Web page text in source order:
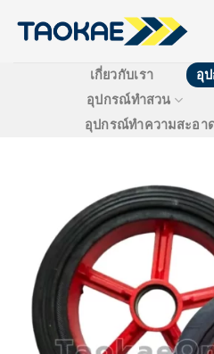
เกี่ยวกับเรา
อุ
อุปกรณ์ทำสวน
อุปกรณ์ทำความสะอา